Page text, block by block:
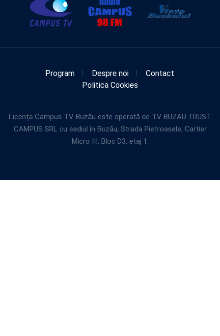
Program Despre noi
Contact
Politica Cookies
Licența Campus TV Buzău este operată de TV BUZAU TRUST
CAMPUS SRL cu sediul în Buzău, Strada Pietroasele, Cartier
Micro III, Bloc D3, etaj 1.